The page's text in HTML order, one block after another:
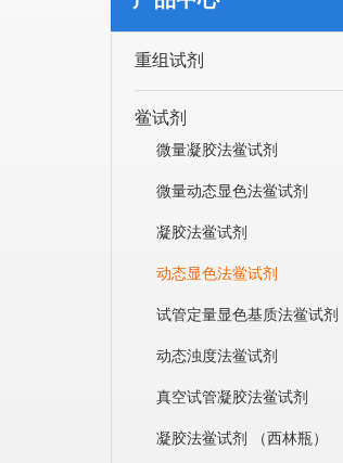
重组试剂
鲎试剂
微量凝胶法鲎试剂
微量动态显色法鲎试剂
凝胶法鲎试剂
动态显色法鲎试剂
试管定量显色基质法鲎试剂
动态浊度法鲎试剂
真空试管凝胶法鲎试剂
凝胶法鲎试剂 （西林瓶）